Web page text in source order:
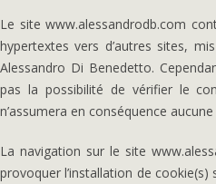
Le site www.alessandrodb.com
hypertextes vers d’autres sites,
Alessandro Di Benedetto.
pas la possibilité de vérifier le
n’assumera en conséquence
La navigation sur le site
provoquer l’installation de cookie(s)